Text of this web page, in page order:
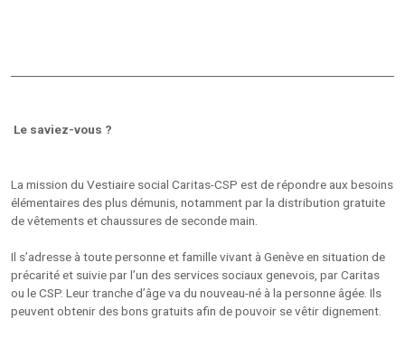
Le saviez-vous ?
La mission du Vestiaire social Caritas-CSP est de répondre aux besoins
élémentaires des plus démunis, notamment par la distribution gratuite
de vêtements et chaussures de seconde main.
Il s’adresse à toute personne et famille vivant à Genève en situation de
précarité et suivie par l’un des services sociaux genevois, par Caritas
ou le CSP. Leur tranche d’âge va du nouveau-né à la personne âgée. Ils
peuvent obtenir des bons gratuits afin de pouvoir se vêtir dignement.